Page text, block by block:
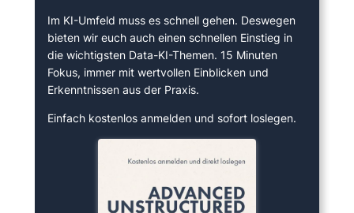
Im KI-Umfeld muss es schnell gehen. Deswegen
bieten wir euch auch einen schnellen Einstieg in
die wichtigsten Data-KI-Themen. 15 Minuten
Fokus, immer mit wertvollen Einblicken und
Erkenntnissen aus der Praxis.
Einfach kostenlos anmelden und sofort loslegen.